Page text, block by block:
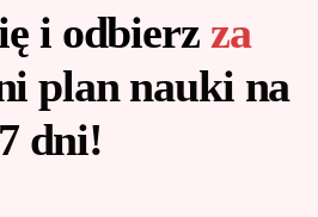
i odbierz za
plan nauki na
7 dni!